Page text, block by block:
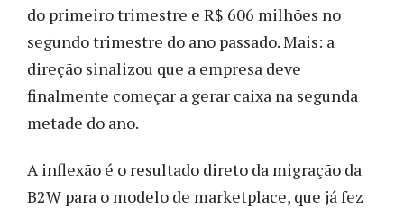
do primeiro trimestre e R$ 606 milhões no
segundo trimestre do ano passado. Mais: a
direção sinalizou que a empresa deve
finalmente começar a gerar caixa na segunda
metade do ano.
A inflexão é o resultado direto da migração da
B2W para o modelo de marketplace, que já fez